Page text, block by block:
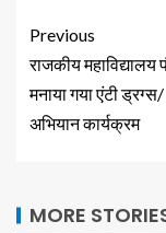
Previous
राजकीय महाविद्यालय
मनाया गया एंटी
अभियान कार्यक्रम
MORE